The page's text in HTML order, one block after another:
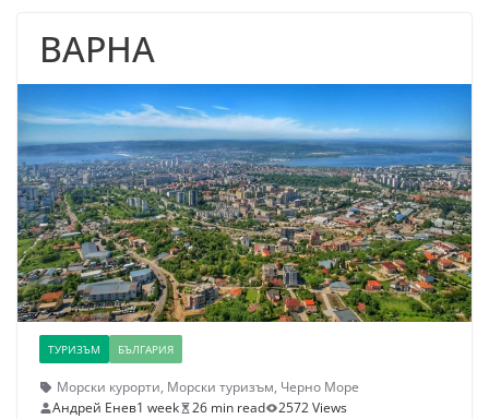
ВАРНА
ТУРИЗЪМ БЪЛГАРИЯ
Морски курорти, Морски туризъм, Черно Море
Андрей Енев1 week 26 min read 2572 Views